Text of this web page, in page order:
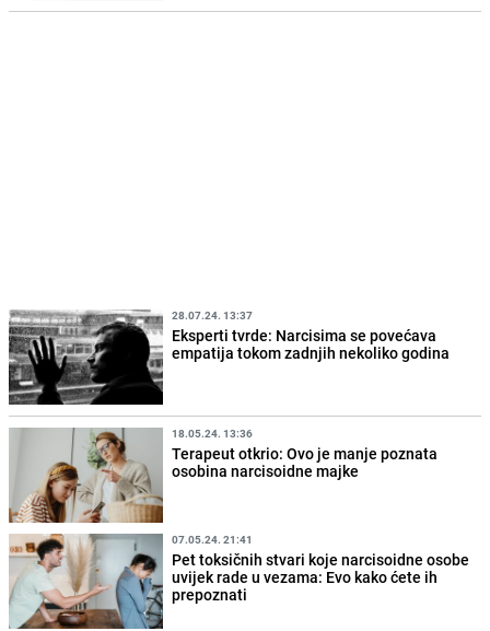
28.07.24. 13:37
Eksperti tvrde: Narcisima se povećava
empatija tokom zadnjih nekoliko godina
18.05.24. 13:36
Terapeut otkrio: Ovo je manje poznata
osobina narcisoidne majke
07.05.24. 21:41
Pet toksičnih stvari koje narcisoidne osobe
uvijek rade u vezama: Evo kako ćete ih
prepoznati